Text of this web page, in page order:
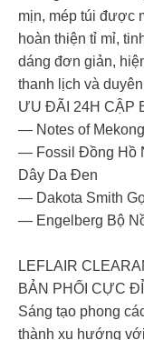
mịn, mép túi được
hoàn thiện tỉ mỉ,
dáng đơn giản,
thanh lịch và
ƯU ĐÃI 24H CẬP
― Notes of
― Fossil Đồng Hồ
Dây Da Đen
― Dakota Smith
― Engelberg Bộ
LEFLAIR
BẢN PHỐI CỰC
Sáng tạo phong
thành xu hướng